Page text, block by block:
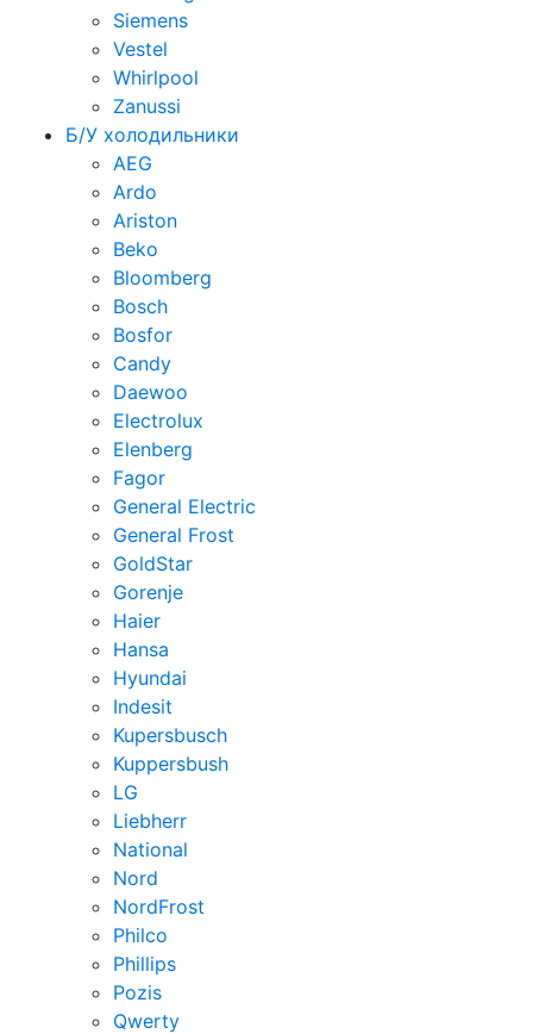
Siemens
Vestel
Whirlpool
Zanussi
Б/У холодильники
AEG
Ardo
Ariston
Beko
Bloomberg
Bosch
Bosfor
Candy
Daewoo
Electrolux
Elenberg
Fagor
General Electric
General Frost
GoldStar
Gorenje
Haier
Hansa
Hyundai
Indesit
Kupersbusch
Kuppersbush
LG
Liebherr
National
Nord
NordFrost
Philco
Phillips
Pozis
Qwerty